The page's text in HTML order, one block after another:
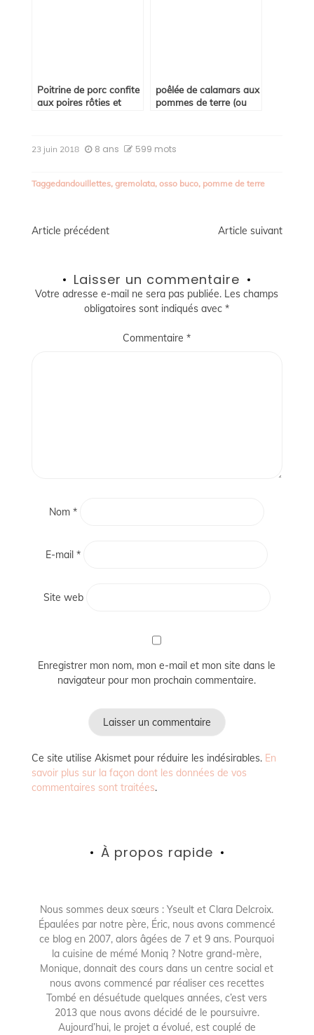
Poitrine de porc confite
aux poires rôties et
poêlée de calamars aux
pommes de terre (ou
23 juin 2018 8 ans 599 mots
Taggedandouillettes, gremolata, osso buco, pomme de terre
Navigation
l’article
Article précédent Article suivant
Laisser un commentaire
Votre adresse e-mail ne sera pas publiée. Les champs
obligatoires sont indiqués avec*
Commentaire*
Nom*
E-mail*
Site web
Enregistrer mon nom, mon e-mail et mon site dans le
navigateur pour mon prochain commentaire.
Ce site utilise Akismet pour réduire les indésirables. En
savoir plus sur la façon dont les données de vos
commentaires sont traitées.
À propos rapide
Nous sommes deux sœurs : Yseult et Clara Delcroix.
Épaulées par notre père, Éric, nous avons commencé
ce blog en 2007, alors âgées de 7 et 9 ans. Pourquoi
la cuisine de mémé Moniq ? Notre grand-mère,
Monique, donnait des cours dans un centre social et
nous avons commencé par réaliser ces recettes
Tombé en désuétude quelques années, c’est vers
2013 que nous avons décidé de le poursuivre.
Aujourd’hui, le projet a évolué, est couplé de